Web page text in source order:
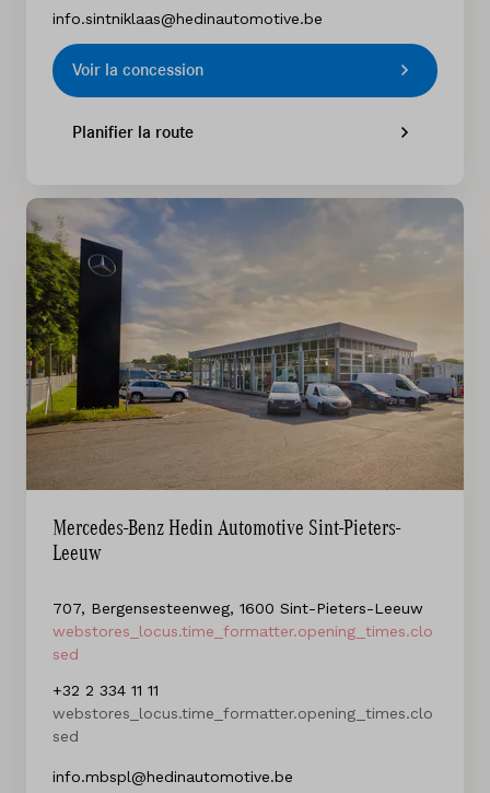
info.sintniklaas@hedinautomotive.be
Voir la concession
Planifier la route
Mercedes-Benz Hedin Automotive Sint-Pieters-
Leeuw
707, Bergensesteenweg, 1600 Sint-Pieters-Leeuw
webstores_locus.time_formatter.opening_times.clo
sed
+32 2 334 11 11
webstores_locus.time_formatter.opening_times.clo
sed
info.mbspl@hedinautomotive.be